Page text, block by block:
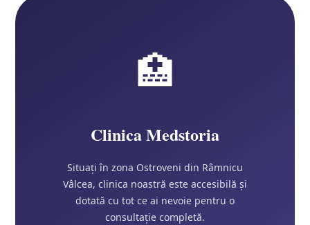
🏥
Clinica Medstoria
Situați în zona Ostroveni din Râmnicu
Vâlcea, clinica noastră este accesibilă și
dotată cu tot ce ai nevoie pentru o
consultație completă.